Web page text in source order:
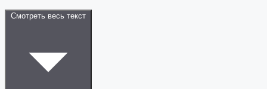
Смотреть весь текст